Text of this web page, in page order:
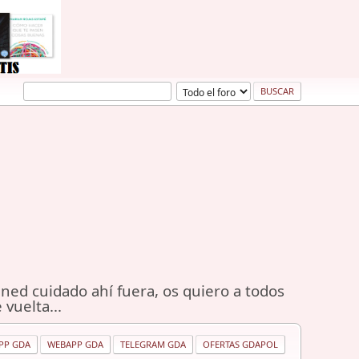
cuidado ahí fuera, os quiero a todos
vuelta...
GDA WEBAPP GDA TELEGRAM GDA OFERTAS GDAPOL